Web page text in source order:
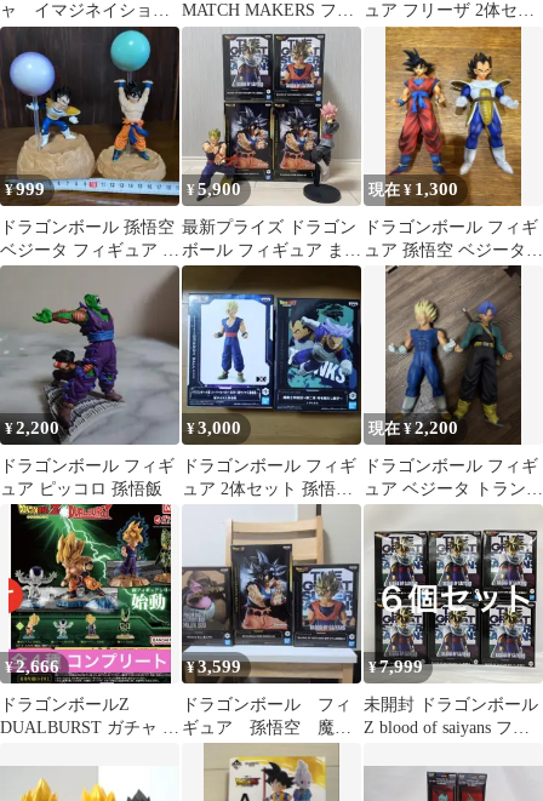
ャ イマジネイション
フィギュア 5種 神龍
等
MATCH MAKERS フィ
ギュア 2種セット
ュア フリーザ 2体セッ
¥999
ドラゴンボール 孫悟空
ベジータ フィギュア 2
体セット
¥5,900
最新プライズ ドラゴン
ボール フィギュア まと
め売り 6点セット
現在 ¥ 1,300
ドラゴンボール フィギ
ュア 孫悟空 ベジータ 2
体セット
¥2,200
ドラゴンボール フィギ
ュア ピッコロ 孫悟飯
¥3,000
ドラゴンボール フィギ
ュア 2体セット 孫悟飯
トランクス
現在 ¥2,200
ドラゴンボール フィギ
ュア ベジータ トランク
ス 2体セット
¥2,666
ドラゴンボールZ
DUALBURST ガチャ フ
¥3,599
ドラゴンボール フィ
ギュア 孫悟空 魔人
¥7,999
未開封 ドラゴンボール
Z blood of saiyans フィ
飯 6個セット LF8201